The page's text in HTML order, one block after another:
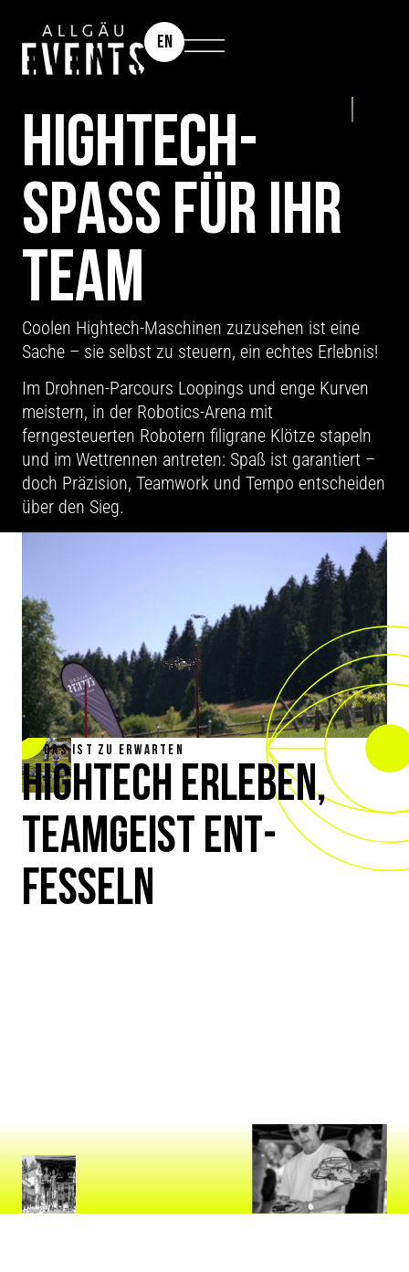
EN
HIGHTECH-
SPASS FÜR IHR T
EAM
Coolen Hightech-Maschinen zuzusehen ist eine
Sache – sie selbst zu steuern, ein echtes Erlebnis!
Im Drohnen-Parcours Loopings und enge Kurven
meistern, in der Robotics-Arena mit
ferngesteuerten Robotern filigrane Klötze stapeln
und im Wettrennen antreten: Spaß ist garantiert –
doch Präzision, Teamwork und Tempo entscheiden
über den Sieg.
DAS IST ZU ERWARTEN
HIGHTECH ERLEBEN,
TEAMGEIST ENT­
FESSELN